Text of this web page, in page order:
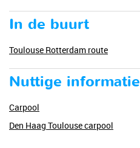
In de buurt
Toulouse Rotterdam route
Nuttige informatie
Carpool
Den Haag Toulouse carpool